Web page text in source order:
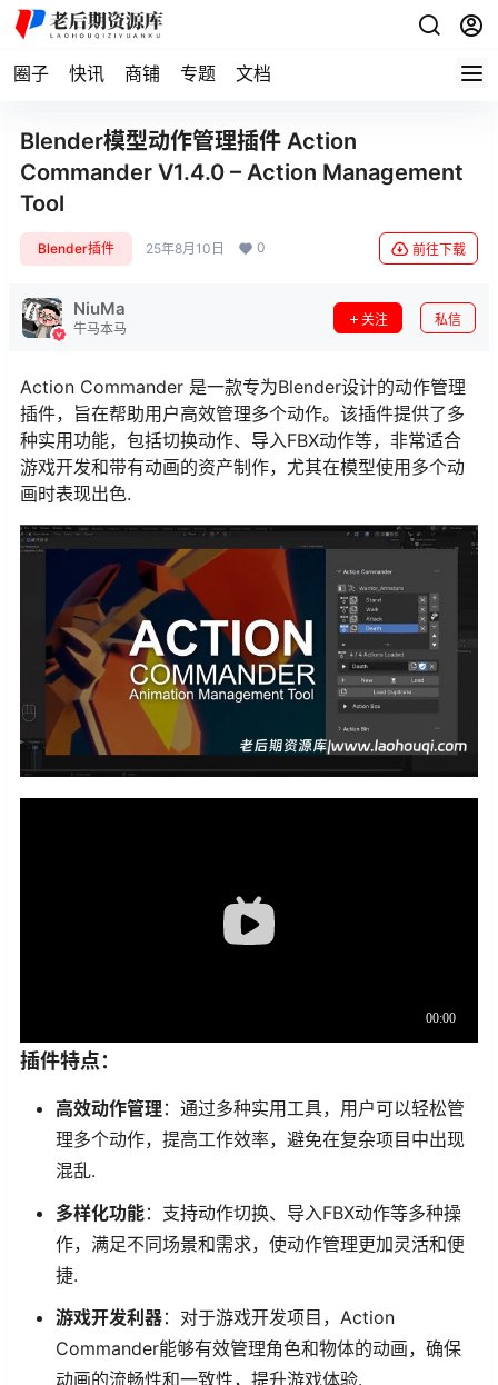
圈子 快讯 商铺 专题 文档
Blender模型动作管理插件 Action
Commander V1.4.0 – Action Management
Tool
Blender插件 25年8月10日 0 前往下载
NiuMa
牛马本马
关注 私信
Action Commander 是一款专为Blender设计的动作管理
插件，旨在帮助用户高效管理多个动作。该插件提供了多
种实用功能，包括切换动作、导入FBX动作等，非常适合
游戏开发和带有动画的资产制作，尤其在模型使用多个动
画时表现出色.
插件特点：
高效动作管理 ：通过多种实用工具，用户可以轻松管
理多个动作，提高工作效率，避免在复杂项目中出现
混乱.
多样化功能：支持动作切换、导入FBX动作等多种操
作，满足不同场景和需求，使动作管理更加灵活和便
捷.
游戏开发利器：对于游戏开发项目，Action
Commander能够有效管理角色和物体的动画，确保
动画的流畅性和一致性，提升游戏体验.